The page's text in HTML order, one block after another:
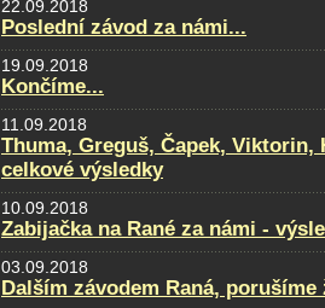
22.09.2018
Poslední závod za námi...
19.09.2018
Končíme...
11.09.2018
Thuma, Greguš, Čapek, Viktorin,
celkové výsledky
10.09.2018
Zabijačka na Rané za námi -
03.09.2018
Dalším závodem Raná,